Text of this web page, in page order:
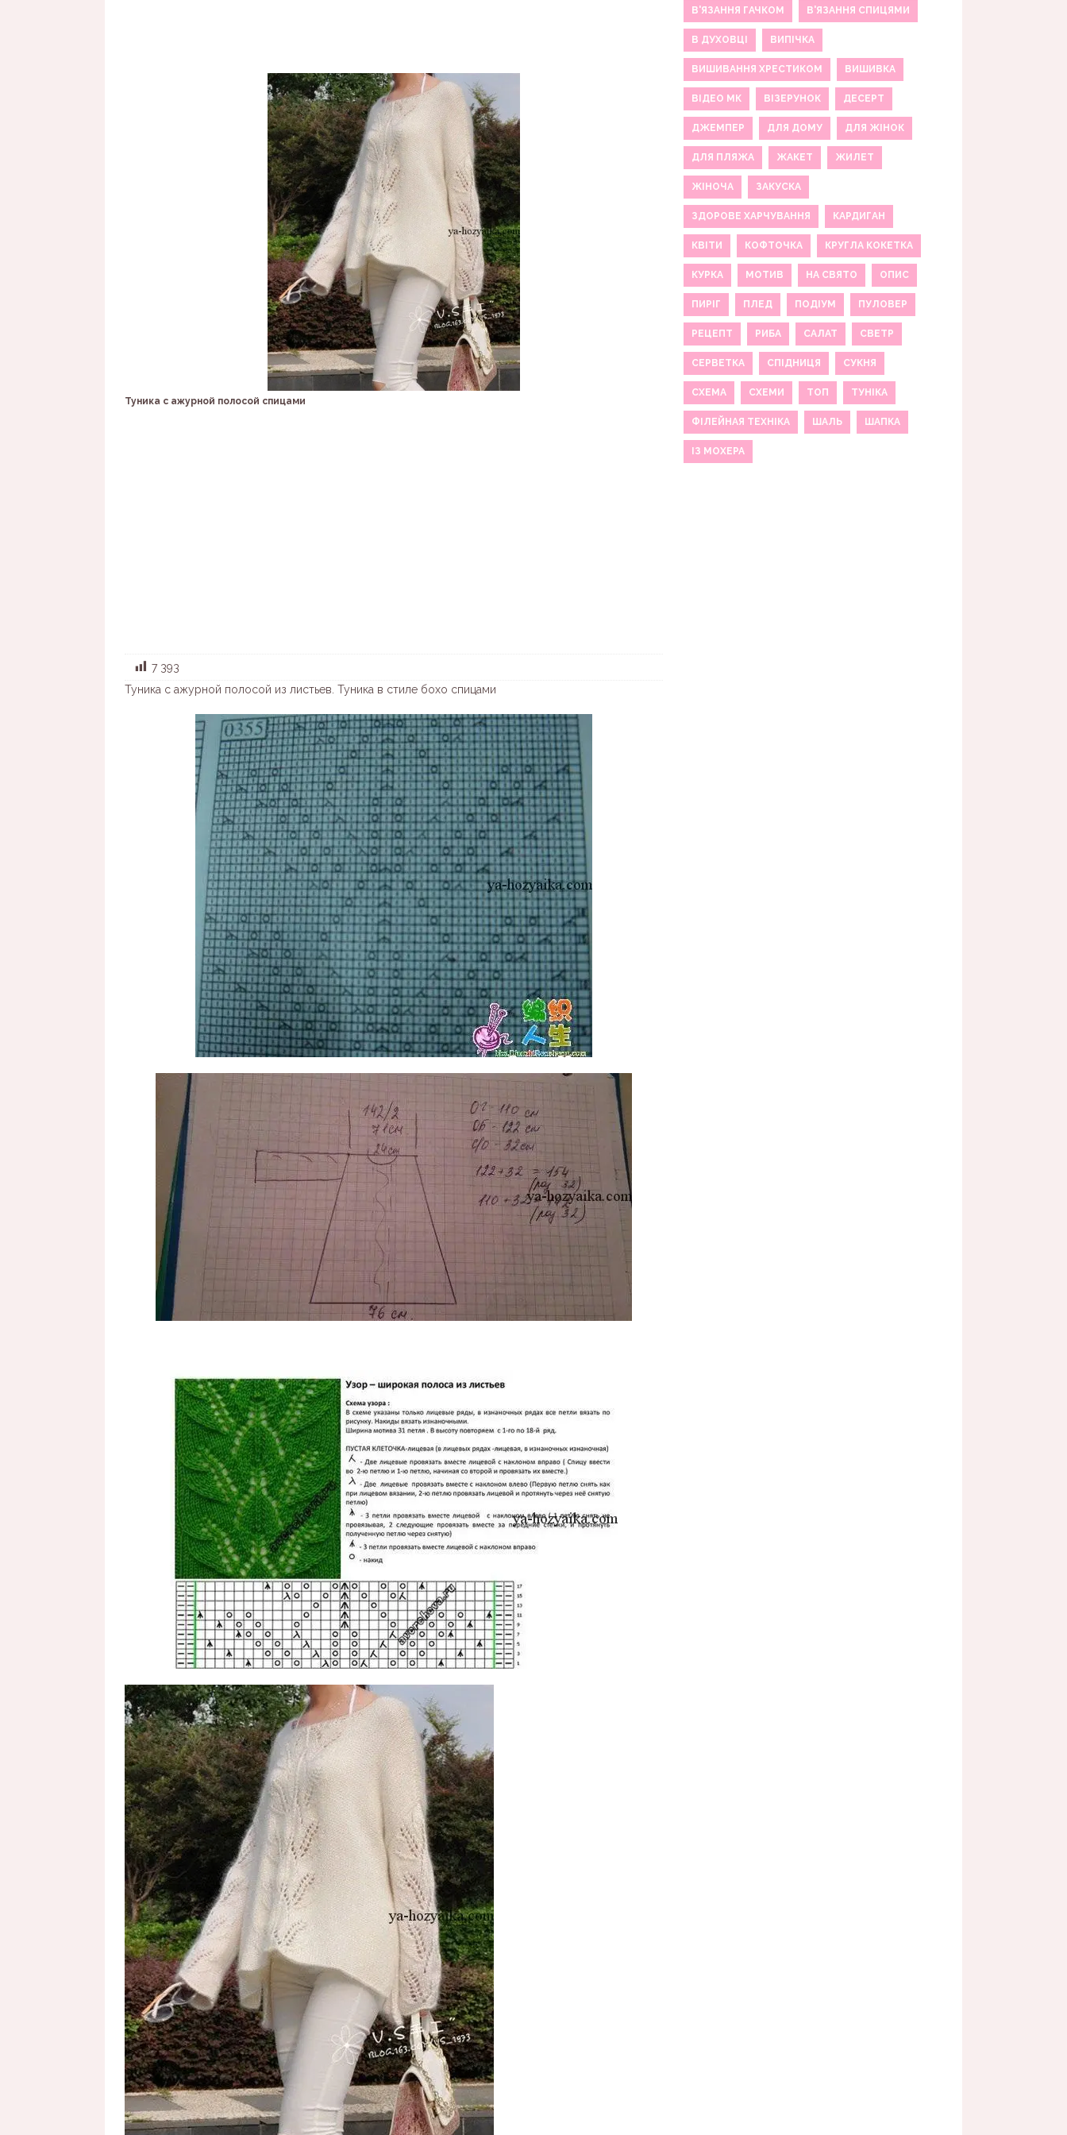
Туника с ажурной полосой спицами
7 393
Туника с ажурной полосой из листьев. Туника в стиле бохо спицами
В'ЯЗАННЯ ГАЧКОМ В'ЯЗАННЯ СПИЦЯМИ
В ДУХОВЦІ ВИПІЧКА
ВИШИВАННЯ ХРЕСТИКОМ ВИШИВКА
ВІДЕО МК ВІЗЕРУНОК ДЕСЕРТ
ДЖЕМПЕР ДЛЯ ДОМУ ДЛЯ ЖІНОК
ДЛЯ ПЛЯЖА ЖАКЕТ ЖИЛЕТ
ЖІНОЧА ЗАКУСКА
ЗДОРОВЕ ХАРЧУВАННЯ КАРДИГАН
КВІТИ КОФТОЧКА КРУГЛА КОКЕТКА
КУРКА МОТИВ НА СВЯТО ОПИС
ПИРІГ ПЛЕД ПОДІУМ ПУЛОВЕР
РЕЦЕПТ РИБА САЛАТ СВЕТР
СЕРВЕТКА СПІДНИЦЯ СУКНЯ
СХЕМА СХЕМИ ТОП ТУНІКА
ФІЛЕЙНАЯ ТЕХНІКА ШАЛЬ ШАПКА
ІЗ МОХЕРА